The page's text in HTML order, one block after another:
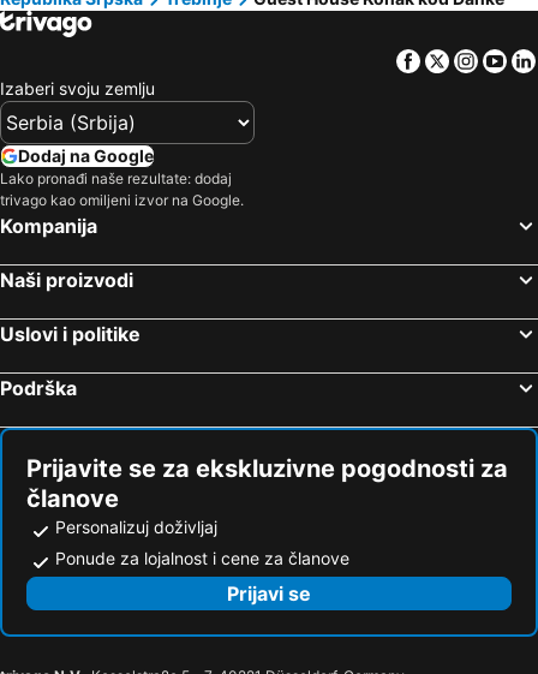
Facebook
Twitter
Izaberi svoju zemlju
Dodaj na Google
Lako pronađi naše rezultate: dodaj
trivago kao omiljeni izvor na Google.
Kompanija
Naši proizvodi
Uslovi i politike
Podrška
Prijavite se za ekskluzivne pogodnosti za
članove
Personalizuj doživljaj
Ponude za lojalnost i cene za članove
Prijavi se